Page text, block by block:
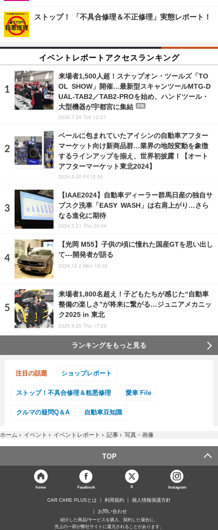
ストップ！ 「不具合修理＆不正修理」実態レポート！
イベントレポートアクセスランキング
来場者1,500人超！スナップオン・ツールズ「TO
OL SHOW」開催…最新型スキャンツールMTG-D
UAL-TAB2／TAB2-PROを始め、ハンドツール・
大型機器が宇都宮に集結
PR
2026.7.28 Tue 12:27
ベールに包まれていたアイシンの自動車アフター
マーケット向け新商品群…業界の地殻変動を象徴
するラインアップを揃え、世界初披露！【オート
アフターマーケット東北2024】
2024.9.20 Fri 12:00
【IAAE2024】自動車ディーラー群馬日産の独自サ
ブスク洗車「EASY WASH」は右肩上がり…さら
なる進化に期待
2024.3.21 Thu 20:04
【光岡 M55】子供の頃に憧れた国産GTを思い出し
て---開発者が語る
2024.12.2 Mon 18:00
来場者1,800名超え！子どもたちが感じた“自動車
整備の楽しさ”が将来に繋がる…ジュニアメカニッ
ク2025 in 東北
2025.9.25 Thu 17:29
ランキングをもっと見る
注目の話題 ショップレポート
ストップ！不具合修理＆粗悪修理 愛車 File
クルマの疑問Q＆A 自動車豆知識
ホーム › イベント › イベントレポート › 記事 › 写真・画像
TOP
home Facebook X Instagram
CAR CARE PLUSとは 利用規約 個人情報保護方針
お問い合わせ
紹介した商品/サービスを購入、契約した場合に、
売上の一部が弊社サイトに還元されることがあります。